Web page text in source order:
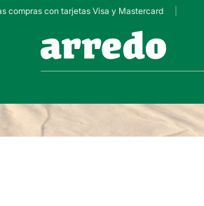
con tarjetas Visa y Mastercard